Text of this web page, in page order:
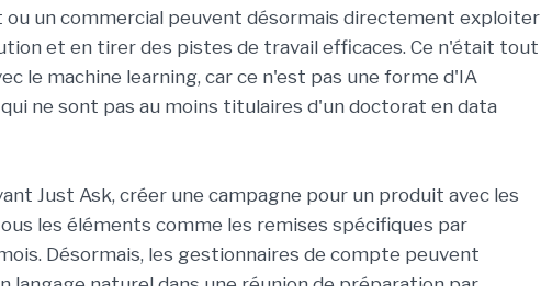
ou un commercial peuvent désormais directement exploiter
et en tirer des pistes de travail efficaces. Ce n'était tout
le machine learning, car ce n'est pas une forme d'IA
ne sont pas au moins titulaires d'un doctorat en data
Just Ask, créer une campagne pour un produit avec les
les éléments comme les remises spécifiques par
Désormais, les gestionnaires de compte peuvent